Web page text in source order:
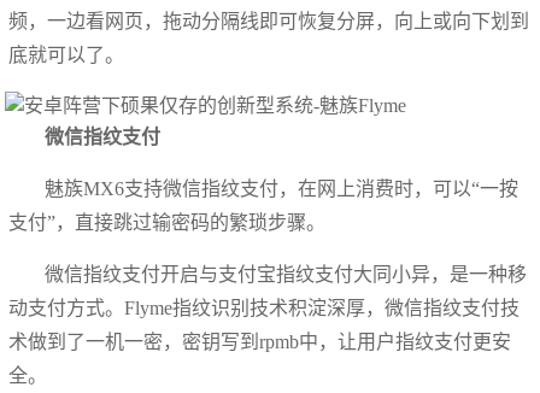
频，一边看网页，拖动分隔线即可恢复分屏，向上或向下划到
底就可以了。
微信指纹支付
魅族MX6支持微信指纹支付，在网上消费时，可以“一按
支付”，直接跳过输密码的繁琐步骤。
微信指纹支付开启与支付宝指纹支付大同小异，是一种移
动支付方式。Flyme指纹识别技术积淀深厚，微信指纹支付技
术做到了一机一密，密钥写到rpmb中，让用户指纹支付更安
全。